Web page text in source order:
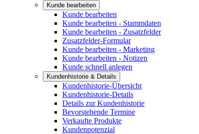
Kunde bearbeiten
Kunde bearbeiten
Kunde bearbeiten - Stammdaten
Kunde bearbeiten - Zusatzfelder
Zusatzfelder-Formular
Kunde bearbeiten - Marketing
Kunde bearbeiten - Notizen
Kunde schnell anlegen
Kundenhistorie & Details
Kundenhistorie-Übersicht
Kundenhistorie-Details
Details zur Kundenhistorie
Bevorstehende Termine
Verkaufte Produkte
Kundenpotenzial